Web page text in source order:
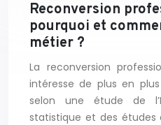
Reconversion
pourquoi et
métier ?
La reconversion
intéresse de plus en
selon une étude de
statistique et des études